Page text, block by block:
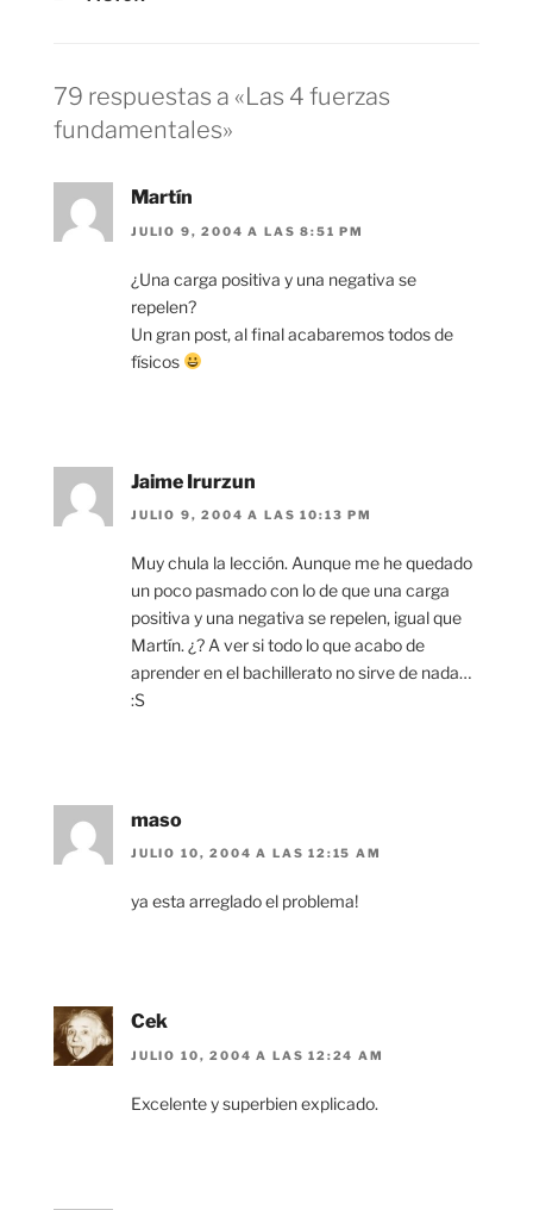
79 respuestas a «Las 4 fuerzas
fundamentales»
Martín
JULIO 9, 2004 A LAS 8:51 PM
¿Una carga positiva y una negativa se
repelen?
Un gran post, al final acabaremos todos de
físicos
Jaime Irurzun
JULIO 9, 2004 A LAS 10:13 PM
Muy chula la lección. Aunque me he quedado
un poco pasmado con lo de que una carga
positiva y una negativa se repelen, igual que
Martín. ¿? A ver si todo lo que acabo de
aprender en el bachillerato no sirve de nada…
:S
maso
JULIO 10, 2004 A LAS 12:15 AM
ya esta arreglado el problema!
Cek
JULIO 10, 2004 A LAS 12:24 AM
Excelente y superbien explicado.